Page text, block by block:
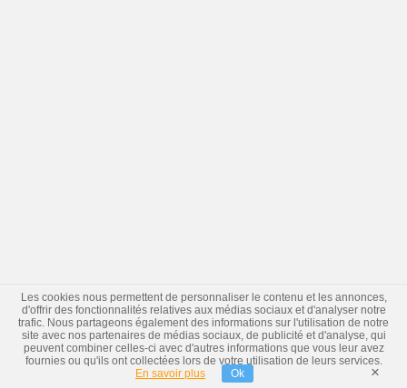
Les cookies nous permettent de personnaliser le contenu et les annonces,
d'offrir des fonctionnalités relatives aux médias sociaux et d'analyser notre
trafic. Nous partageons également des informations sur l'utilisation de notre
site avec nos partenaires de médias sociaux, de publicité et d'analyse, qui
peuvent combiner celles-ci avec d'autres informations que vous leur avez
fournies ou qu'ils ont collectées lors de votre utilisation de leurs services.
En savoir plus
Ok ×